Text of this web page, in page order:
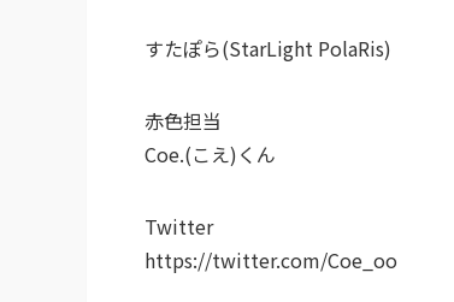
すたぽら(StarLight PolaRis)
赤色担当
Coe.(こえ)くん
Twitter
https://twitter.com/Coe_oo